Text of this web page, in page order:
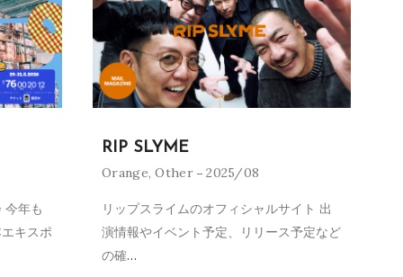
今年も
キスポ
RIP SLYME
Orange,Other 2025/08
リップスライムのオフィシャルサイト 出
演情報やイベント予定、リリース予定など
の確…